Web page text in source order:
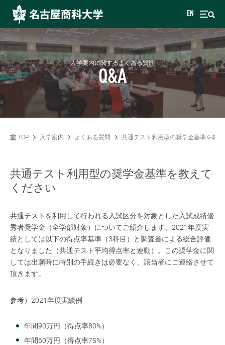
EN
入学案内に関するよくある質問
Q&A
TOP 入学案内 よくある質問 共通テスト利用型の奨学金基準を教
共通テスト利用型の奨学金基準を教えて
ください
共通テストを利用して行われる入試区分を対象とした入試成績優
秀者奨学金（全学部対象）についてご紹介します。2021年度実
績としては以下の得点率基準（3科目）と調査書による総合評価
となりました（共通テスト平均得点率と連動）。この奨学金に関
しては出願時に特別の手続きは必要なく、該当者にご連絡させて
頂きます。
参考）2021年度実績例
年間90万円（得点率80%）
年間60万円（得点率75%）